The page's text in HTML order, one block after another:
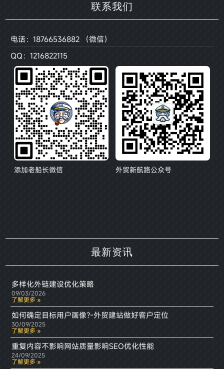
联系我们
电话：18766536882 （微信）
QQ：1216822115
添加老船长微信 外贸新航路公众号
最新资讯
多样化外链建设优化策略
09/03/2026
了解更多 »
如何确定目标用户画像?-外贸建站做好客户定位
30/09/2025
了解更多 »
重复内容不影响网站质量影响SEO优化性能
24/09/2025
了解更多 »